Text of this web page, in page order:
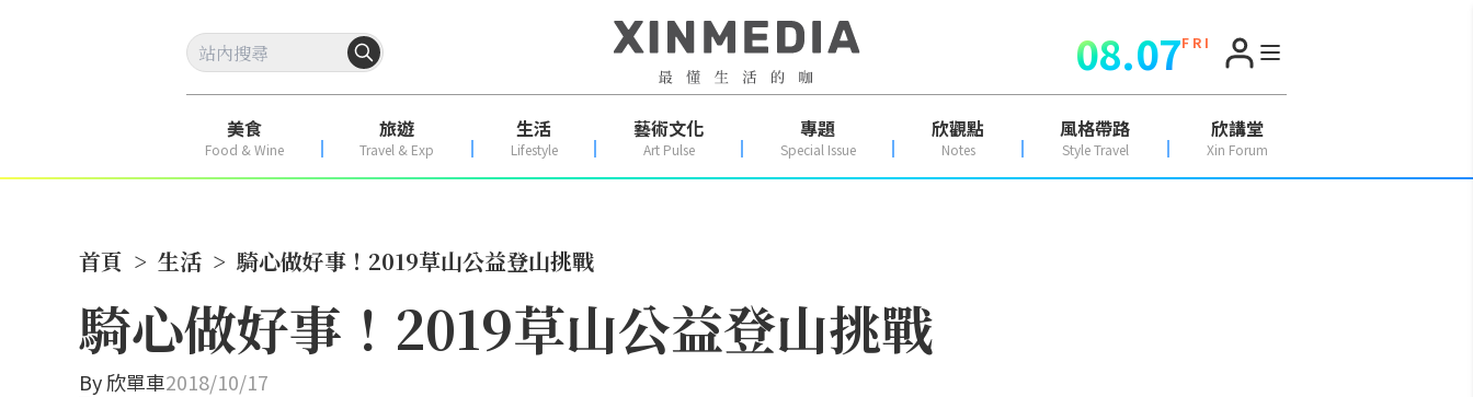
08.07F R I
美食
Food & Wine
旅遊
Travel & Exp
生活
Lifestyle
藝術文化
Art Pulse
專題
Special Issue
欣觀點
Notes
風格帶路
Style Travel
欣講堂
Xin Forum
首頁 > 生活 > 騎心做好事！2019草山公益登山挑戰
騎心做好事！2019草山公益登山挑戰
By欣單車2018/10/17